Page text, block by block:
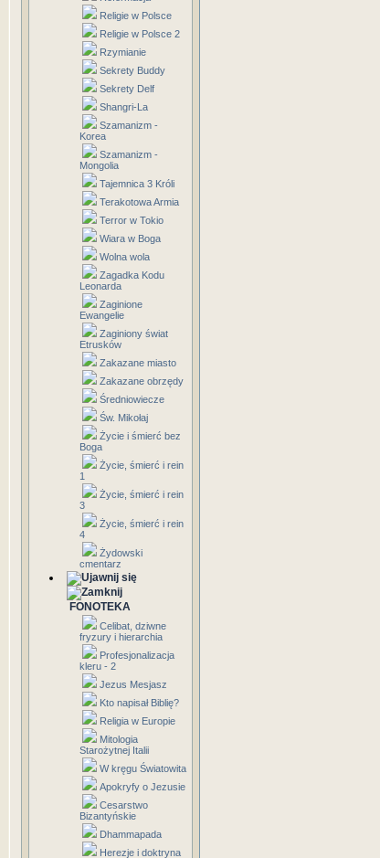
Religie w Polsce
Religie w Polsce 2
Rzymianie
Sekrety Buddy
Sekrety Delf
Shangri-La
Szamanizm -
Korea
Szamanizm -
Mongolia
Tajemnica 3 Króli
Terakotowa Armia
Terror w Tokio
Wiara w Boga
Wolna wola
Zagadka Kodu
Leonarda
Zaginione
Ewangelie
Zaginiony świat
Etrusków
Zakazane miasto
Zakazane obrzędy
Średniowiecze
Św. Mikołaj
Życie i śmierć bez
Boga
Życie, śmierć i rein
1
Życie, śmierć i rein
3
Życie, śmierć i rein
4
Żydowski
cmentarz
FONOTEKA
Celibat, dziwne
fryzury i hierarchia
Profesjonalizacja
kleru - 2
Jezus Mesjasz
Kto napisał Biblię?
Religia w Europie
Mitologia
Starożytnej Italii
W kręgu Światowita
Apokryfy o Jezusie
Cesarstwo
Bizantyńskie
Dhammapada
Herezje i doktryna